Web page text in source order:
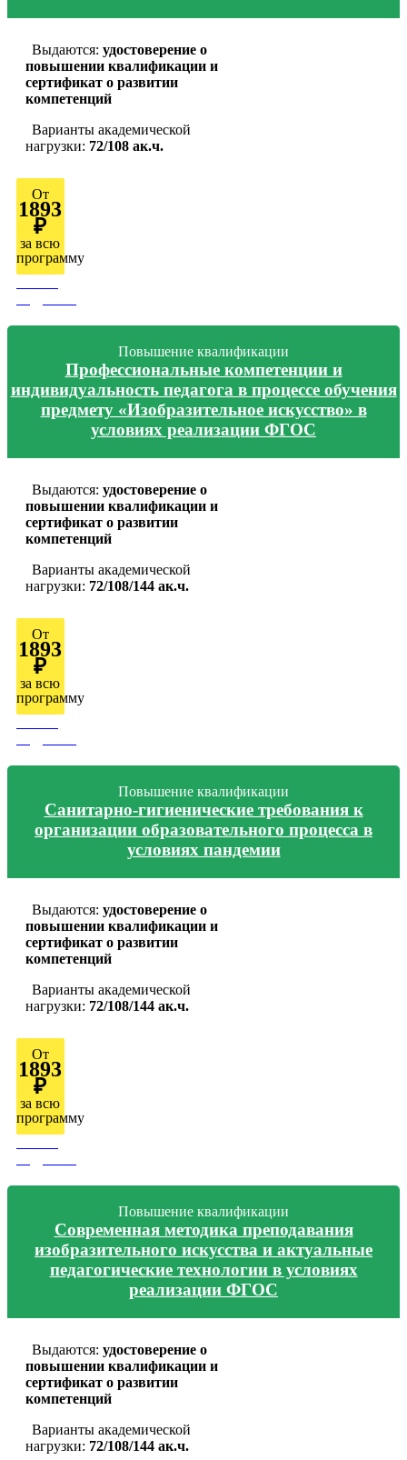
Выдаются: удостоверение о
повышении квалификации и
сертификат о развитии
компетенций
Варианты академической
нагрузки: 72/108 ак.ч.
От
1893
₽
за всю
программу
Повышение квалификации
Профессиональные компетенции и
индивидуальность педагога в процессе обучения
предмету «Изобразительное искусство» в
условиях реализации ФГОС
Выдаются: удостоверение о
повышении квалификации и
сертификат о развитии
компетенций
Варианты академической
нагрузки: 72/108/144 ак.ч.
От
1893
₽
за всю
программу
Повышение квалификации
Санитарно-гигиенические требования к
организации образовательного процесса в
условиях пандемии
Выдаются: удостоверение о
повышении квалификации и
сертификат о развитии
компетенций
Варианты академической
нагрузки: 72/108/144 ак.ч.
От
1893
₽
за всю
программу
Повышение квалификации
Современная методика преподавания
изобразительного искусства и актуальные
педагогические технологии в условиях
реализации ФГОС
Выдаются: удостоверение о
повышении квалификации и
сертификат о развитии
компетенций
Варианты академической
нагрузки: 72/108/144 ак.ч.